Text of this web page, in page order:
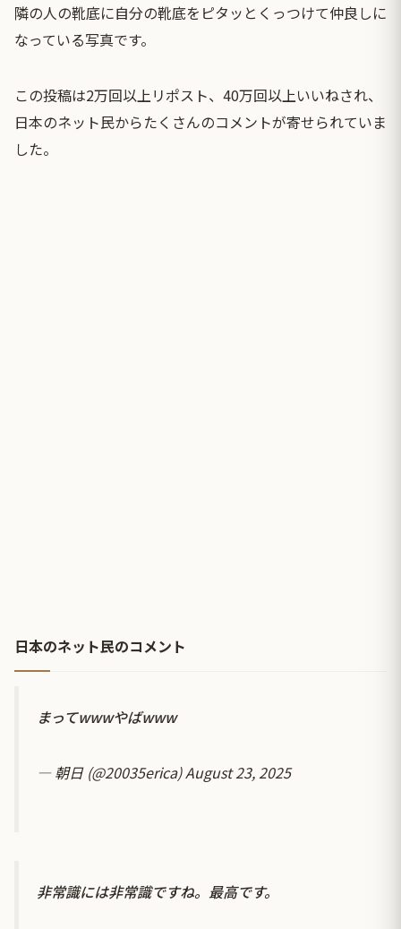
隣の人の靴底に自分の靴底をピタッとくっつけて仲良しに
なっている写真です。
この投稿は2万回以上リポスト、40万回以上いいねされ、
日本のネット民からたくさんのコメントが寄せられていま
した。
日本のネット民のコメント
まってwwwやばwww
— 朝日 (@20035erica)August 23, 2025
非常識には非常識ですね。最高です。